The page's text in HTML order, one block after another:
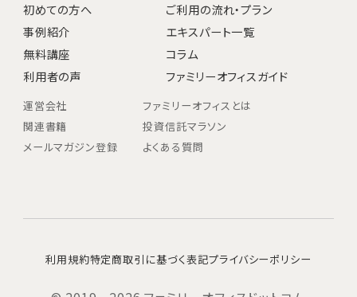
初めての方へ
ご利用の流れ・プラン
事例紹介
エキスパート一覧
無料講座
コラム
利用者の声
ファミリーオフィスガイド
運営会社
ファミリーオフィスとは
関連書籍
投資信託マラソン
メールマガジン登録
よくある質問
利用規約特定商取引に基づく表記プライバシーポリシー